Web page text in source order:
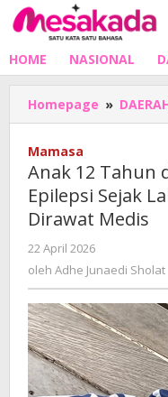
Lewati
ke
HOME NASIONAL
Homepage »
Mamasa
Anak 12 Tahun
Epilepsi Sejak
Dirawat Medis
22 April 2026
Adhe
oleh Adhe Junaedi Sholat